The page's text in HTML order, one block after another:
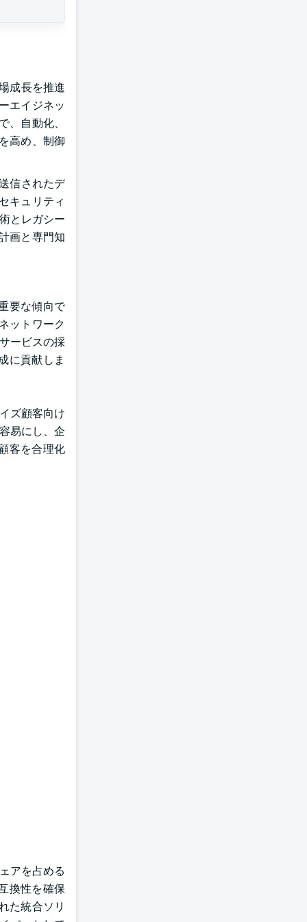
成長を推進
エイジネッ
、自動化、
高め、制御
信されたデ
キュリティ
とレガシー
画と専門知
要な傾向で
ットワーク
ービスの採
に貢献しま
ズ顧客向け
易にし、企
客を合理化
アを占める
換性を確保
た統合ソリ